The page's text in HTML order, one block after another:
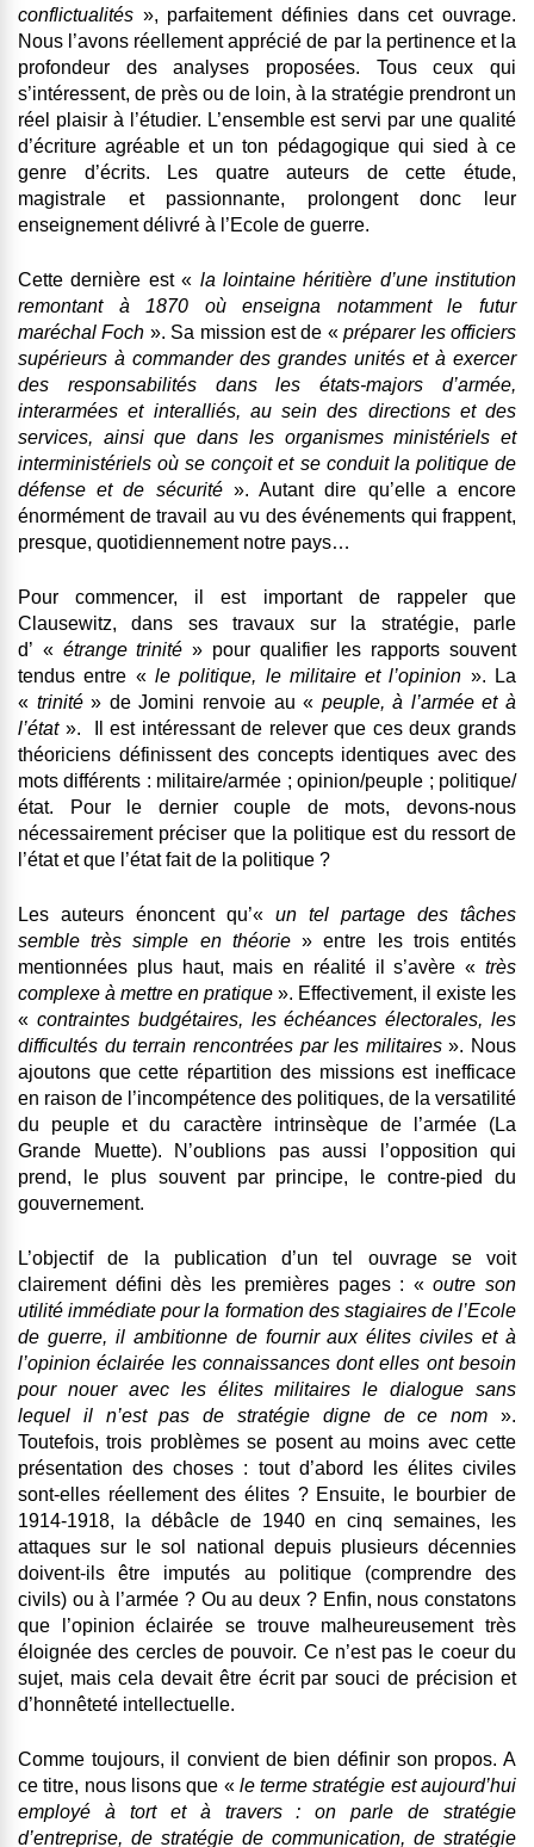
conflictualités », parfaitement définies dans cet ouvrage.
Nous l’avons réellement apprécié de par la pertinence et la
profondeur des analyses proposées. Tous ceux qui
s’intéressent, de près ou de loin, à la stratégie prendront un
réel plaisir à l’étudier. L’ensemble est servi par une qualité
d’écriture agréable et un ton pédagogique qui sied à ce
genre d’écrits. Les quatre auteurs de cette étude,
magistrale et passionnante, prolongent donc leur
enseignement délivré à l’Ecole de guerre.
Cette dernière est « la lointaine héritière d’une institution
remontant à 1870 où enseigna notamment le futur
maréchal Foch ». Sa mission est de «préparer les officiers
supérieurs à commander des grandes unités et à exercer
des responsabilités dans les états-majors d’armée,
interarmées et interalliés, au sein des directions et des
services, ainsi que dans les organismes ministériels et
interministériels où se conçoit et se conduit la politique de
défense et de sécurité». Autant dire qu’elle a encore
énormément de travail au vu des événements qui frappent,
presque, quotidiennement notre pays…
Pour commencer, il est important de rappeler que
Clausewitz, dans ses travaux sur la stratégie, parle
d’ « étrange trinité » pour qualifier les rapports souvent
tendus entre « le politique, le militaire et l’opinion ». La
« trinité» de Jomini renvoie au « peuple, à l’armée et à
l’état ». Il est intéressant de relever que ces deux grands
théoriciens définissent des concepts identiques avec des
mots différents : militaire/armée ; opinion/peuple ; politique/
état. Pour le dernier couple de mots, devons-nous
nécessairement préciser que la politique est du ressort de
l’état et que l’état fait de la politique ?
Les auteurs énoncent qu’« un tel partage des tâches
semble très simple en théorie» entre les trois entités
mentionnées plus haut, mais en réalité il s’avère « très
complexe à mettre en pratique ». Effectivement, il existe les
« contraintes budgétaires, les échéances électorales, les
difficultés du terrain rencontrées par les militaires». Nous
ajoutons que cette répartition des missions est inefficace
en raison de l’incompétence des politiques, de la versatilité
du peuple et du caractère intrinsèque de l’armée (La
Grande Muette). N’oublions pas aussi l’opposition qui
prend, le plus souvent par principe, le contre-pied du
gouvernement.
L’objectif de la publication d’un tel ouvrage se voit
clairement défini dès les premières pages : «outre son
utilité immédiate pour la formation des stagiaires de l’Ecole
de guerre, il ambitionne de fournir aux élites civiles et à
l’opinion éclairée les connaissances dont elles ont besoin
pour nouer avec les élites militaires le dialogue sans
lequel il n’est pas de stratégie digne de ce nom ».
Toutefois, trois problèmes se posent au moins avec cette
présentation des choses : tout d’abord les élites civiles
sont-elles réellement des élites ? Ensuite, le bourbier de
1914-1918, la débâcle de 1940 en cinq semaines, les
attaques sur le sol national depuis plusieurs décennies
doivent-ils être imputés au politique (comprendre des
civils) ou à l’armée ? Ou au deux ? Enfin, nous constatons
que l’opinion éclairée se trouve malheureusement très
éloignée des cercles de pouvoir. Ce n’est pas le coeur du
sujet, mais cela devait être écrit par souci de précision et
d’honnêteté intellectuelle.
Comme toujours, il convient de bien définir son propos. A
ce titre, nous lisons que «le terme stratégie est aujourd’hui
employé à tort et à travers : on parle de stratégie
d’entreprise, de stratégie de communication, de stratégie